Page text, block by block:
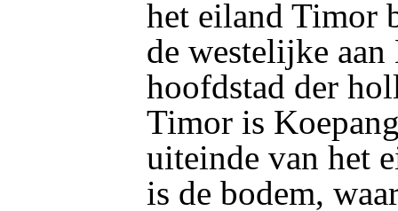
het eiland Timor
de westelijke
hoofdstad der
Timor is
uiteinde van het
is de bodem,